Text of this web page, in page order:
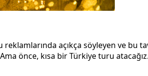
açıkça söyleyen ve bu
önce, kısa bir Türkiye turu atacağız.